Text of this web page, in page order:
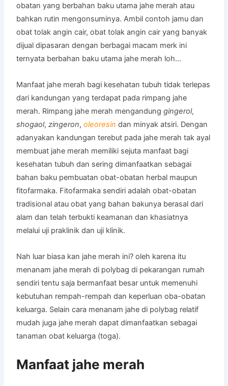
obatan yang berbahan baku utama jahe merah atau
bahkan rutin mengonsuminya. Ambil contoh jamu dan
obat tolak angin cair, obat tolak angin cair yang banyak
dijual dipasaran dengan berbagai macam merk ini
ternyata berbahan baku utama jahe merah loh…
Manfaat jahe merah bagi kesehatan tubuh tidak terlepas
dari kandungan yang terdapat pada rimpang jahe
merah. Rimpang jahe merah mengandunggingerol,
shogaol,zingeron,oleoresin dan minyak atsiri. Dengan
adanyakan kandungan terebut pada jahe merah tak ayal
membuat jahe merah memiliki sejuta manfaat bagi
kesehatan tubuh dan sering dimanfaatkan sebagai
bahan baku pembuatan obat-obatan herbal maupun
fitofarmaka. Fitofarmaka sendiri adalah obat-obatan
tradisional atau obat yang bahan bakunya berasal dari
alam dan telah terbukti keamanan dan khasiatnya
melalui uji praklinik dan uji klinik.
Nah luar biasa kan jahe merah ini? oleh karena itu
menanam jahe merah di polybag di pekarangan rumah
sendiri tentu saja bermanfaat besar untuk memenuhi
kebutuhan rempah-rempah dan keperluan oba-obatan
keluarga. Selain cara menanam jahe di polybag relatif
mudah juga jahe merah dapat dimanfaatkan sebagai
tanaman obat keluarga (toga).
Manfaat jahe merah